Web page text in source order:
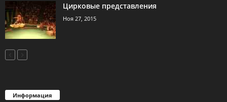
Цирковые представления
Ноя 27, 2015
Информация